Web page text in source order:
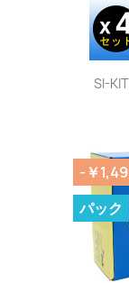
SI-
-￥
パック